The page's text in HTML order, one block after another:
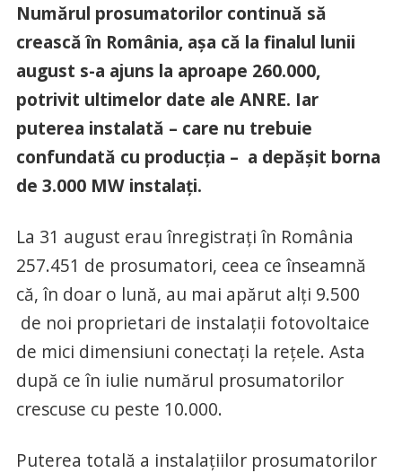
Numărul prosumatorilor continuă să
crească în România, așa că la finalul lunii
august s-a ajuns la aproape 260.000,
potrivit ultimelor date ale ANRE. Iar
puterea instalată – care nu trebuie
confundată cu producția – a depășit borna
de 3.000 MW instalați.
La 31 august erau înregistrați în România
257.451 de prosumatori, ceea ce înseamnă
că, în doar o lună, au mai apărut alți 9.500
de noi proprietari de instalații fotovoltaice
de mici dimensiuni conectați la rețele. Asta
după ce în iulie numărul prosumatorilor
crescuse cu peste 10.000.
Puterea totală a instalațiilor prosumatorilor